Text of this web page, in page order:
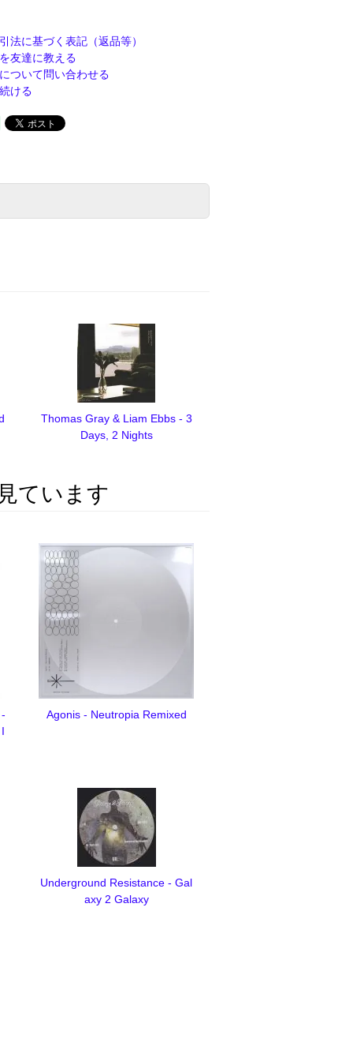
法に基づく表記（返品等）
友達に教える
ついて問い合わせる
ける
Thomas Gray & Liam Ebbs - 3
Days, 2 Nights
ています
Agonis - Neutropia Remixed
Underground Resistance - Gal
axy 2 Galaxy